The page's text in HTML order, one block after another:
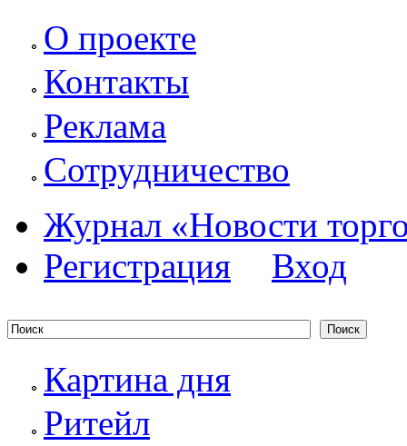
О проекте
Контакты
Реклама
Сотрудничество
Журнал «Новости
Регистрация
Вход
Картина дня
Ритейл